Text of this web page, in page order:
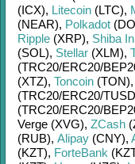
(ICX), Litecoin (LTC),
(NEAR), Polkadot
Ripple (XRP), Shiba
(SOL), Stellar (XLM),
(TRC20/ERC20/
(XTZ), Toncoin (TON),
(TRC20/ERC20/
(TRC20/ERC20/
Verge (XVG), ZCash
(RUB), Alipay (CNY),
(KZT), ForteBank